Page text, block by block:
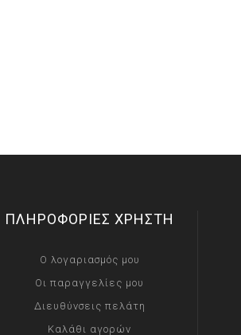
ΠΛΗΡΟΦΟΡΙΕΣ ΧΡΗΣΤΗ
Ο λογαριασμός μου
Οι παραγγελίες μου
Διευθύνσεις πελάτη
Καλάθι αγορών